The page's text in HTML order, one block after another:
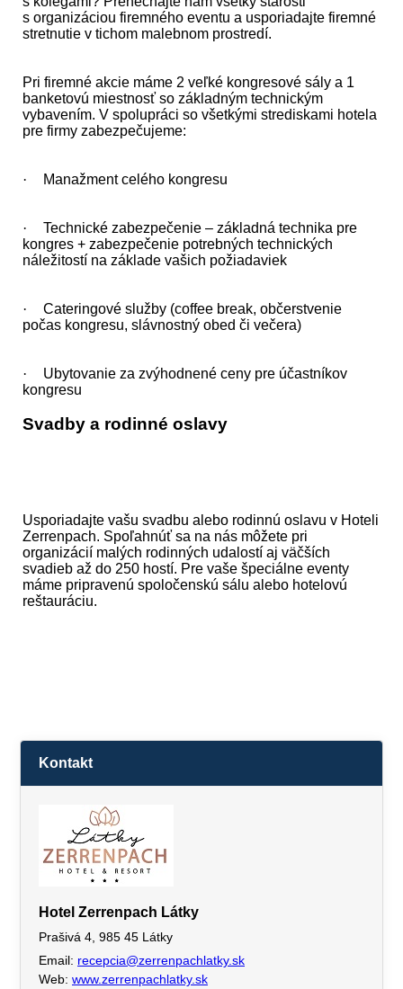
s organizáciou firemného eventu a usporiadajte firemné
stretnutie v tichom malebnom prostredí.
Pri firemné akcie máme 2 veľké kongresové sály a 1
banketovú miestnosť so základným technickým
vybavením. V spolupráci so všetkými strediskami hotela
pre firmy zabezpečujeme:
· Manažment celého kongresu
·
Technické zabezpečenie – základná technika pre
kongres + zabezpečenie potrebných technických
náležitostí na základe vašich požiadaviek
·
Cateringové služby (coffee break, občerstvenie
počas kongresu, slávnostný obed či večera)
·
Ubytovanie za zvýhodnené ceny pre účastníkov
kongresu
Svadby a rodinné oslavy
Usporiadajte vašu svadbu alebo rodinnú oslavu v Hoteli
Zerrenpach. Spoľahnúť sa na nás môžete pri
organizácií malých rodinných udalostí aj väčších
svadieb až do 250 hostí. Pre vaše špeciálne eventy
máme pripravenú spoločenskú sálu alebo hotelovú
reštauráciu.
Kontakt
Hotel Zerrenpach Látky
Prašivá 4, 985 45 Látky
Email: recepcia@zerrenpachlatky.sk
Web: www.zerrenpachlatky.sk